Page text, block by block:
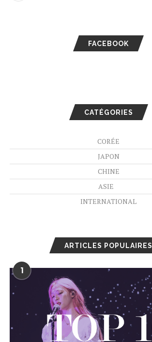
FACEBOOK
CATÉGORIES
CORÉE
JAPON
CHINE
ASIE
INTERNATIONAL
ARTICLES POPULAIRES
1